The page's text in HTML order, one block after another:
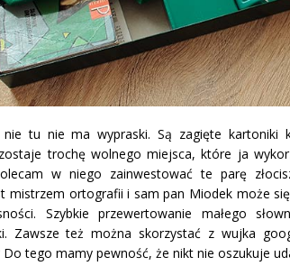
nie tu nie ma wypraski. Są zagięte kartoniki
trochę wolnego miejsca, które ja
w niego zainwestować te parę
mistrzem ortografii i sam pan Miodek może
Szybkie przewertowanie małego
Zawsze też można skorzystać z wujka
tego mamy pewność, że nikt nie oszukuje